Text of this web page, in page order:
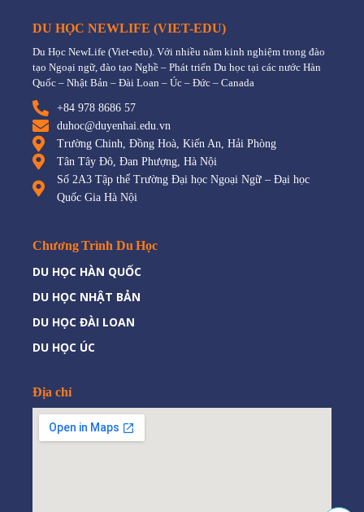
DU HỌC NEWLIFE (VIET-EDU)
Du Học NewLife (Viet-edu). Với nhiều năm kinh nghiệm trong đào
tạo Ngoại ngữ, đào tạo Nghề – Phát triển Du học tại các nước Hàn
Quốc – Nhật Bản – Đài Loan – Úc – Đức – Canada
+84 978 8686 57
duhoc@duyenhai.edu.vn
Trường Chinh, Đồng Hoà, Kiến An, Hải Phòng
Tân Tây Đô, Đan Phượng, Hà Nội
Số 2A3 Tập thể Trường Đại học Ngoại Ngữ – Đại học
Quốc Gia Hà Nội
Chương Trình Du Học
DU HỌC HÀN QUỐC
DU HỌC NHẬT BẢN
DU HỌC ĐÀI LOAN
DU HỌC ÚC
Địa chỉ